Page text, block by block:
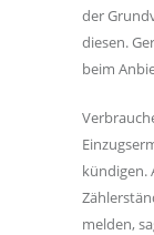
der
diesen.
beim
kündigen.
melden,